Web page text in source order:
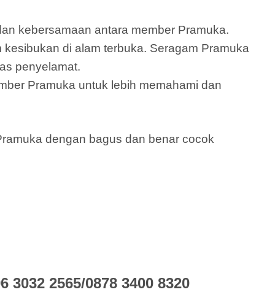
kebersamaan antara member Pramuka.
di alam terbuka. Seragam Pramuka
penyelamat.
Pramuka untuk lebih memahami dan
dengan bagus dan benar cocok
3032 2565/0878 3400 8320